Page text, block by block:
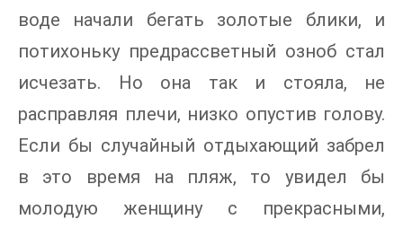
воде начали бегать золотые блики, и
потихоньку предрассветный озноб стал
исчезать. Но она так и стояла, не
расправляя плечи, низко опустив голову.
Если бы случайный отдыхающий забрел
в это время на пляж, то увидел бы
молодую женщину с прекрасными,